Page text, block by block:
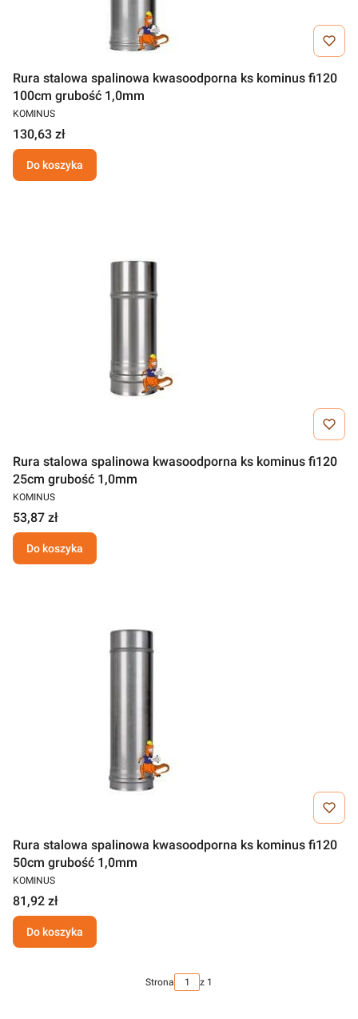
Rura stalowa spalinowa kwasoodporna ks kominus fi120
100cm grubość 1,0mm
KOMINUS
130,63 zł
Do koszyka
Rura stalowa spalinowa kwasoodporna ks kominus fi120
25cm grubość 1,0mm
KOMINUS
53,87 zł
Do koszyka
Rura stalowa spalinowa kwasoodporna ks kominus fi120
50cm grubość 1,0mm
KOMINUS
81,92 zł
Do koszyka
Strona z 1